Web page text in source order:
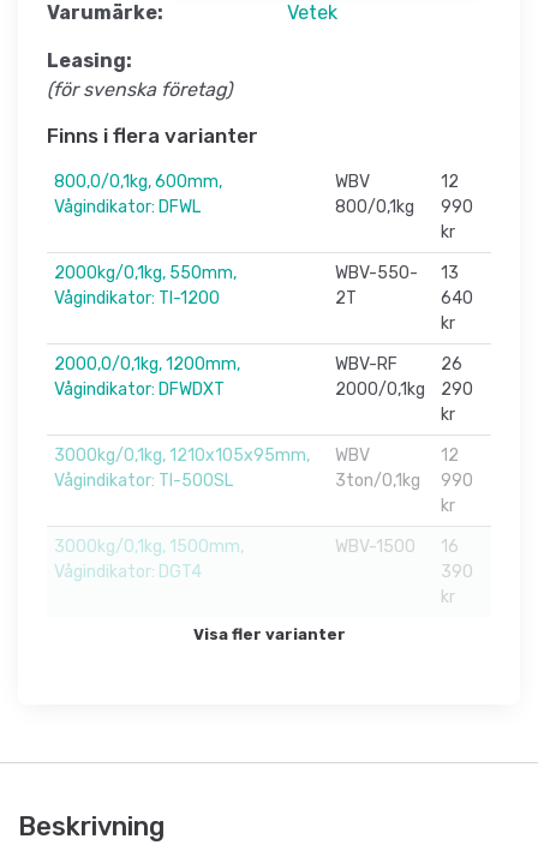
Varumärke: Vetek
Leasing:
(för svenska företag)
Finns i flera varianter
800,0/0,1kg, 600mm,
Vågindikator: DFWL
WBV
800/0,1kg
12
990
kr
2000kg/0,1kg, 550mm,
Vågindikator: TI-1200
WBV-550-
2T
13
640
kr
2000,0/0,1kg, 1200mm,
Vågindikator: DFWDXT
WBV-RF
2000/0,1kg
26
290
kr
3000kg/0,1kg, 1210x105x95mm,
Vågindikator: TI-500SL
WBV
3ton/0,1kg
12
990
kr
3000kg/0,1kg, 1500mm,
Vågindikator: DGT4
WBV-1500
16
390
kr
Visa fler varianter
Beskrivning